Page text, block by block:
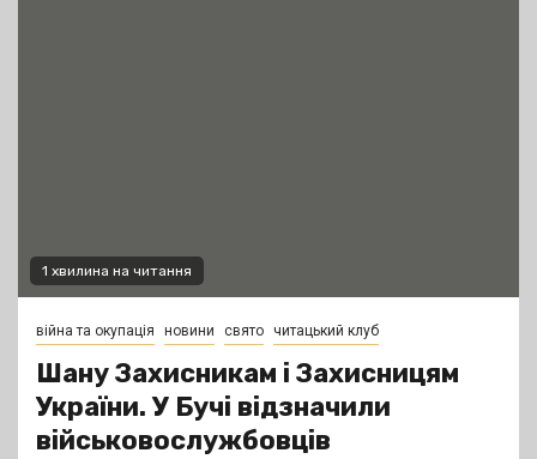
1 хвилина на читання
війна та окупація новини свято читацький клуб
Шану Захисникам і Захисницям
України. У Бучі відзначили
військовослужбовців